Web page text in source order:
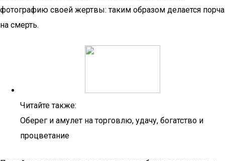
фотографию своей жертвы: таким образом делается порча
на смерть.
Читайте также:
Оберег и амулет на торговлю, удачу, богатство и
процветание